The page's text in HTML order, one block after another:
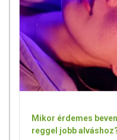
Mikor érdemes
reggel jobb